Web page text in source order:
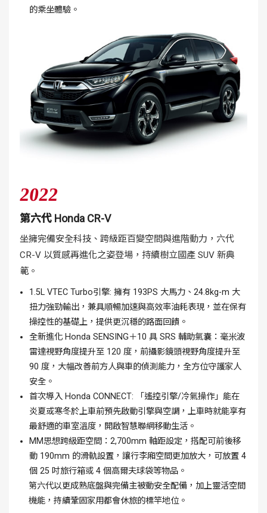
的乘坐體驗。
2022
第六代 Honda CR-V
坐擁完備安全科技、跨級距百變空間與進階動力，六代
CR-V 以質感再進化之姿登場，持續樹立國產 SUV 新典
範。
1.5L VTEC Turbo引擎: 擁有 193PS 大馬力、24.8kg-m 大
扭力強勁輸出，兼具順暢加速與高效率油耗表現，並在保有
操控性的基礎上，提供更沉穩的路面回饋。
全新進化 Honda SENSING＋10 具 SRS 輔助氣囊：毫米波
雷達視野角度提升至 120 度，前攝影鏡頭視野角度提升至
90 度，大幅改善前方人與車的偵測能力，全方位守護家人
安全。
首次導入 Honda CONNECT: 「遙控引擎/冷氣操作」能在
炎夏或寒冬於上車前預先啟動引擎與空調，上車時就能享有
最舒適的車室溫度，開啟智慧聯網移動生活。
MM思想跨級距空間：2,700mm 軸距設定，搭配可前後移
動 190mm 的滑軌設置，讓行李廂空間更加放大，可放置 4
個 25 吋旅行箱或 4 個高爾夫球袋等物品。
第六代以更成熟底盤與完備主被動安全配備，加上靈活空間
機能，持續鞏固家用都會休旅的標竿地位。